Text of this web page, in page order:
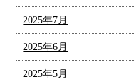
2025年7月
2025年6月
2025年5月